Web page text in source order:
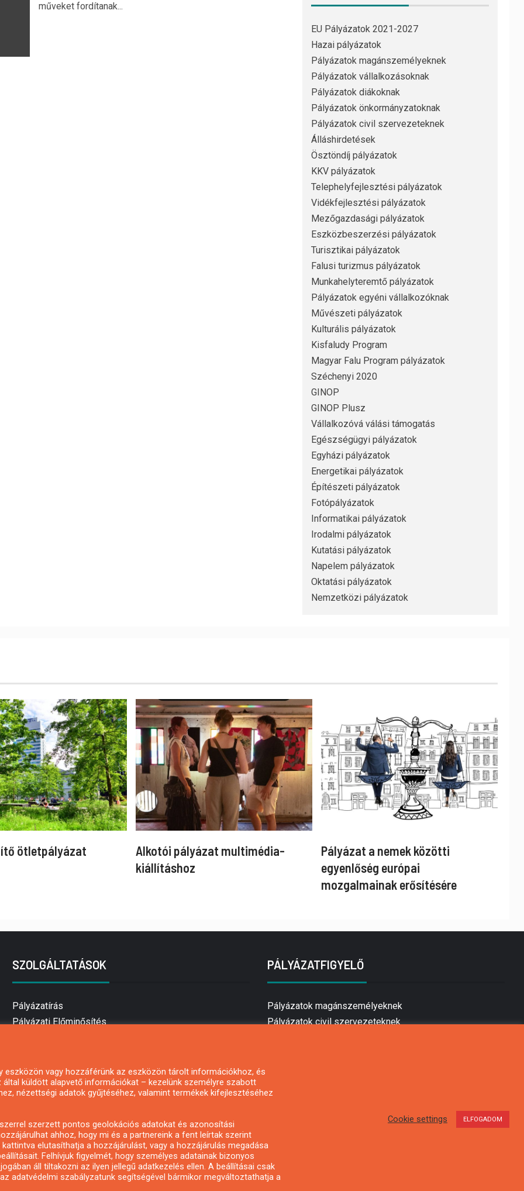
műveket fordítanak...
EU Pályázatok 2021-2027
Hazai pályázatok
Pályázatok magánszemélyeknek
Pályázatok vállalkozásoknak
Pályázatok diákoknak
Pályázatok önkormányzatoknak
Pályázatok civil szervezeteknek
Álláshirdetések
Ösztöndíj pályázatok
KKV pályázatok
Telephelyfejlesztési pályázatok
Vidékfejlesztési pályázatok
Mezőgazdasági pályázatok
Eszközbeszerzési pályázatok
Turisztikai pályázatok
Falusi turizmus pályázatok
Munkahelyteremtő pályázatok
Pályázatok egyéni vállalkozóknak
Művészeti pályázatok
Kulturális pályázatok
Kisfaludy Program
Magyar Falu Program pályázatok
Széchenyi 2020
GINOP
GINOP Plusz
Vállalkozóvá válási támogatás
Egészségügyi pályázatok
Egyházi pályázatok
Energetikai pályázatok
Építészeti pályázatok
Fotópályázatok
Informatikai pályázatok
Irodalmi pályázatok
Kutatási pályázatok
Napelem pályázatok
Oktatási pályázatok
Nemzetközi pályázatok
ötletpályázat
Alkotói pályázat multimédia-
kiállításhoz
Pályázat a nemek közötti
egyenlőség európai
mozgalmainak erősítésére
SZOLGÁLTATÁSOK
Pályázatírás
Pályázati Előminősítés
Mezőgazdasági pályázatírás
Pályázatírás magánszemélyeknek
Pályázatírás civil szervezeteknek
Pályázatfigyelés
Specifikus pályázatfigyelés vagy hírlevél
PÁLYÁZATFIGYELŐ
Pályázatok magánszemélyeknek
Pályázatok civil szervezeteknek
vagy hozzáférünk az eszközön tárolt információkhoz, és
küldött alapvető információkat – kezelünk személyre szabott
nézettségi adatok gyűjtéséhez, valamint termékek kifejlesztéséhez
szerzett pontos geolokációs adatokat és azonosítási
ahhoz, hogy mi és a partnereink a fent leírtak szerint
elutasíthatja a hozzájárulást, vagy a hozzájárulás megadása
Felhívjuk figyelmét, hogy személyes adatainak bizonyos
áll tiltakozni az ilyen jellegű adatkezelés ellen. A beállításai csak
adatvédelmi szabályzatunk segítségével bármikor megváltoztathatja a
Cookie settings ELFOGADOM